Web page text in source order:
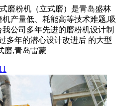
磨粉机（立式磨）是青岛盛林
产量低、耗能高等技术难题,吸
公司多年先进的磨粉机设计制
多年的潜心设计改进后 的大型
磨,青岛雷蒙